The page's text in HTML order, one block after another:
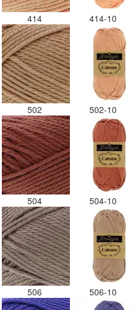
414 414-10
502 502-10
504 504-10
506 506-10